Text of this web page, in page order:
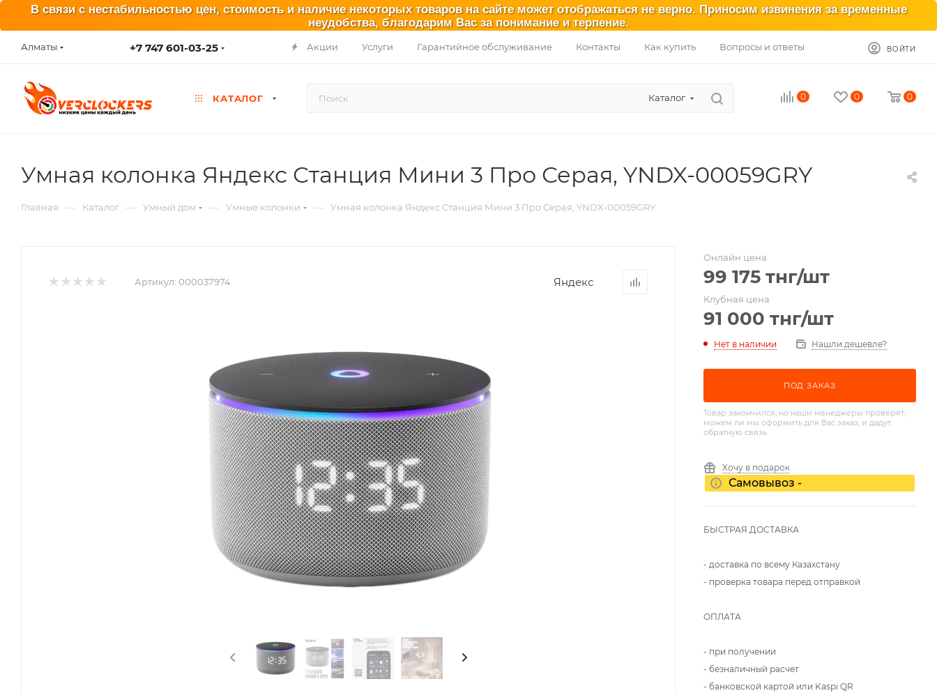
В связи с нестабильностью цен, стоимость и наличие некоторых товаров на сайте может отображаться не верно. Приносим извинения за временные
неудобства, благодарим Вас за понимание и терпение.
Алматы +7 747 601-03-25 Акции Услуги Гарантийное обслуживание Контакты Как купить Вопросы и ответы ВОЙТИ
КАТАЛОГ Каталог 0 0 0
Умная колонка Яндекс Станция Мини 3 Про Серая, YNDX-00059GRY
Главная — Каталог — Умный дом — Умные колонки — Умная колонка Яндекс Станция Мини 3 Про Серая, YNDX-00059GRY
Артикул: 000037974 Яндекс
Онлайн цена
99 175 тнг/шт
Клубная цена
91 000 тнг/шт
Нет в наличии Нашли дешевле?
ПОД ЗАКАЗ
Товар закончился, но наши менеджеры проверят,
можем ли мы оформить для Вас заказ, и дадут
обратную связь.
Хочу в подарок
Самовывоз -
БЫСТРАЯ ДОСТАВКА
- доставка по всему Казахстану
- проверка товара перед отправкой
ОПЛАТА
- при получении
- безналичный расчет
- банковской картой или Kaspi QR